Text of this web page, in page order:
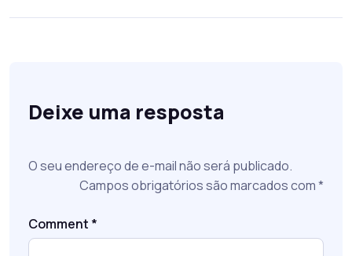
Deixe uma resposta
O seu endereço de e-mail não será publicado.
Campos obrigatórios são marcados com*
Comment *